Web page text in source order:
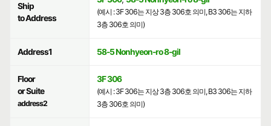
Ship
to Address
(예시 : 3F 306는 지상 3층 306호 의미, B3 306는 지하
3층 306호 의미)
Address1 58-5 Nonhyeon-ro 8-gil
Floor
or Suite
address2
3F 306
(예시 : 3F 306는 지상 3층 306호 의미, B3 306는 지하
3층 306호 의미)